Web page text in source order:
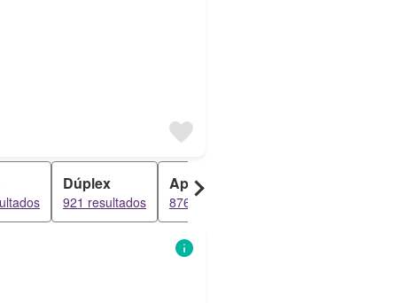
Dúplex
921 resultados
Apartamento
876 resultados